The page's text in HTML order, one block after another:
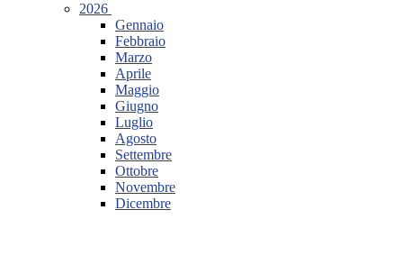
2026
Gennaio
Febbraio
Marzo
Aprile
Maggio
Giugno
Luglio
Agosto
Settembre
Ottobre
Novembre
Dicembre